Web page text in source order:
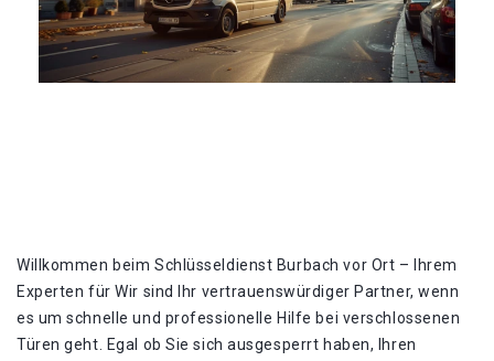
Willkommen beim Schlüsseldienst Burbach vor Ort – Ihrem
Experten für Wir sind Ihr vertrauenswürdiger Partner, wenn
es um schnelle und professionelle Hilfe bei verschlossenen
Türen geht. Egal ob Sie sich ausgesperrt haben, Ihren